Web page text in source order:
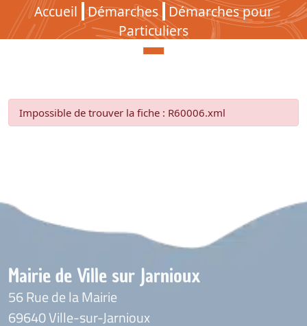
Accueil Démarches Démarches pour
Particuliers
Démarches pour Particuliers
Impossible de trouver la fiche : R60006.xml
Mairie de Ville sur Jarnioux
56 Rue de la Mairie
69640 Ville-sur-Jarnioux